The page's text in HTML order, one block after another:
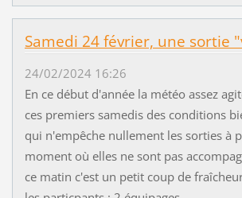
Samedi 24 février, une sortie
24/02/2024 16:26
En ce début d'année la météo assez
ces premiers samedis des conditions
qui n'empêche nullement les sorties à
moment où elles ne sont pas
ce matin c'est un petit coup de